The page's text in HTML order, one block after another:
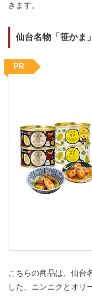
きます。
仙台名物「笹かま
PR
こちらの商品は、仙台
した、ニンニクとオリ